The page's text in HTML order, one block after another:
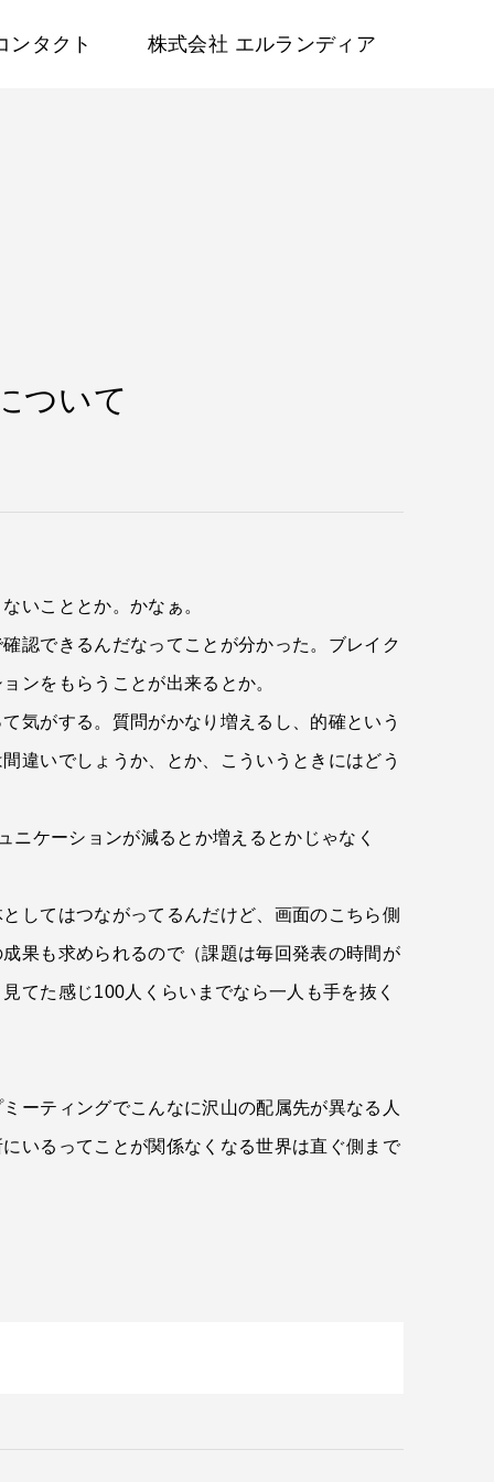
ンタクト 株式会社 エルランディア
ついて
いこととか。かなぁ。
認できるんだなってことが分かった。ブレイク
ンをもらうことが出来るとか。
気がする。質問がかなり増えるし、的確という
違いでしょうか、とか、こういうときにはどう
ケーションが減るとか増えるとかじゃなく
してはつながってるんだけど、画面のこちら側
果も求められるので（課題は毎回発表の時間が
てた感じ100人くらいまでなら一人も手を抜く
ーティングでこんなに沢山の配属先が異なる人
いるってことが関係なくなる世界は直ぐ側まで